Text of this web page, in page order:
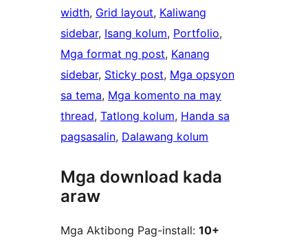
width, Grid layout, Kaliwang
sidebar, Isang kolum, Portfolio
Mga format ng post, Kanang
sidebar, Sticky post, Mga opsyon
sa tema, Mga komento na may
thread, Tatlong kolum, Handa sa
pagsasalin, Dalawang kolum
Mga download kada
araw
Mga Aktibong Pag-install: 10+